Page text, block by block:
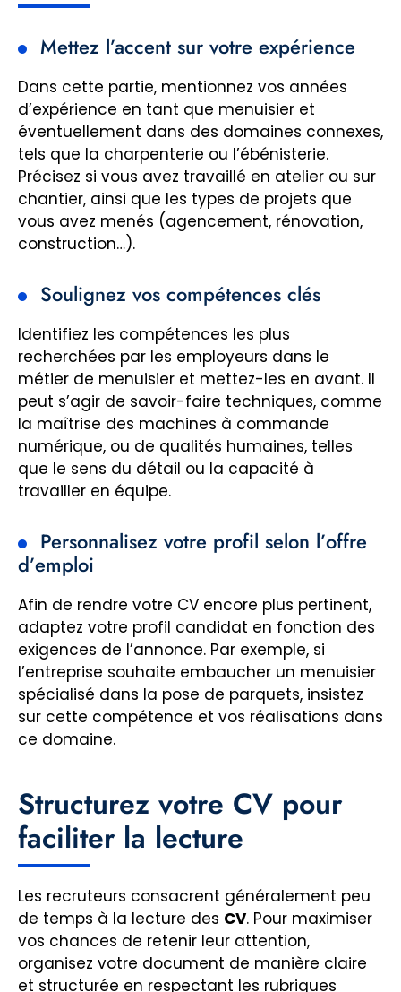
Mettez l’accent sur votre expérience
Dans cette partie, mentionnez vos années
d’expérience en tant que menuisier et
éventuellement dans des domaines connexes,
tels que la charpenterie ou l’ébénisterie.
Précisez si vous avez travaillé en atelier ou sur
chantier, ainsi que les types de projets que
vous avez menés (agencement, rénovation,
construction…).
Soulignez vos compétences clés
Identifiez les compétences les plus
recherchées par les employeurs dans le
métier de menuisier et mettez-les en avant. Il
peut s’agir de savoir-faire techniques, comme
la maîtrise des machines à commande
numérique, ou de qualités humaines, telles
que le sens du détail ou la capacité à
travailler en équipe.
Personnalisez votre profil selon l’offre
d’emploi
Afin de rendre votre CV encore plus pertinent,
adaptez votre profil candidat en fonction des
exigences de l’annonce. Par exemple, si
l’entreprise souhaite embaucher un menuisier
spécialisé dans la pose de parquets, insistez
sur cette compétence et vos réalisations dans
ce domaine.
Structurez votre CV pour
faciliter la lecture
Les recruteurs consacrent généralement peu
de temps à la lecture des CV. Pour maximiser
vos chances de retenir leur attention,
organisez votre document de manière claire
et structurée en respectant les rubriques